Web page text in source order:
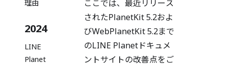
理由
2024
LINE
Planet
ここでは、最近リリース
されたPlanetKit 5.2およ
びWebPlanetKit 5.2まで
のLINE Planetドキュメ
ントサイトの改善点をご